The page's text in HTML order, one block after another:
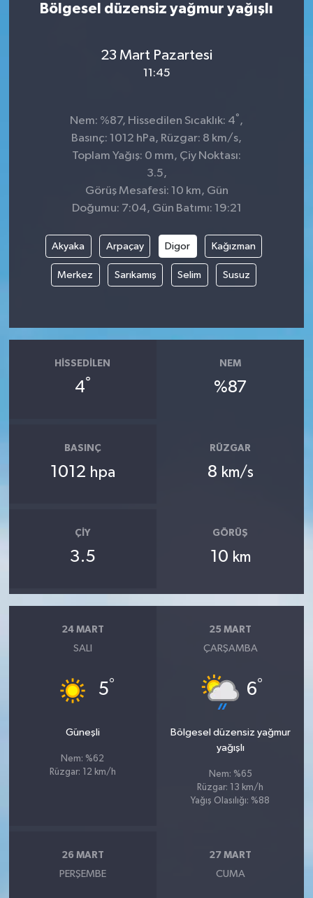
Bölgesel düzensiz yağmur yağışlı
23 Mart Pazartesi
11:45
Nem: %87, Hissedilen Sıcaklık: 4° ,
Basınç: 1012 hPa, Rüzgar: 8 km/s,
Toplam Yağış: 0 mm, Çiy Noktası:
3.5,
Görüş Mesafesi: 10 km, Gün
Doğumu: 7:04, Gün Batımı: 19:21
Akyaka Arpaçay Digor Kağızman
Merkez Sarıkamış Selim Susuz
HISSEDILEN
4°
NEM
%87
BASINÇ
1012 hpa
RÜZGAR
8 km/s
ÇIY
3.5
GÖRÜŞ
10 km
24 MART
SALI
5°
Güneşli
Nem: %62
Rüzgar: 12 km/h
25 MART
ÇARŞAMBA
6°
Bölgesel düzensiz yağmur
yağışlı
Nem: %65
Rüzgar: 13 km/h
Yağış Olasılığı: %88
26 MART
PERŞEMBE
27 MART
CUMA
RESMİ İLANLAR
SOLHAN
YAYLADERE